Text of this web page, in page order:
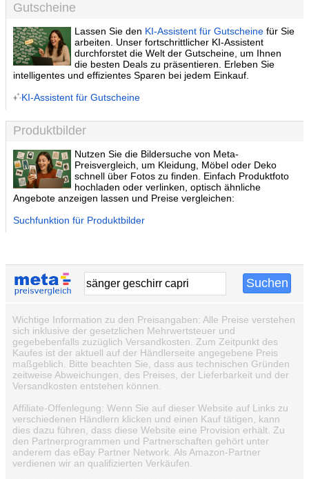
Gutscheine
Lassen Sie den KI-Assistent für Gutscheine für Sie
arbeiten. Unser fortschrittlicher KI-Assistent
durchforstet die Welt der Gutscheine, um Ihnen
die besten Deals zu präsentieren. Erleben Sie
intelligentes und effizientes Sparen bei jedem Einkauf.
KI-Assistent für Gutscheine
Produktbilder
Nutzen Sie die Bildersuche von Meta-
Preisvergleich, um Kleidung, Möbel oder Deko
schnell über Fotos zu finden. Einfach Produktfoto
hochladen oder verlinken, optisch ähnliche
Angebote anzeigen lassen und Preise vergleichen:
Suchfunktion für Produktbilder
Wichtige Information zu den Preisangaben: Alle Preise verstehen
sich inklusive der gesetzlichen Mehrwertsteuer und
gegebebenfalls zuzüglich Versandkosten. Zum Zeitpunkt des
Kaufes ist der aktuell auf der Händlerseite angegebene Preis
maßgeblich. Bitte beachten Sie, dass aus technischen Gründen
zeitweise Abweichungen, des Preises, der Lieferbarkeit und der
Versandkosten entstehen können.
Affiliate-Offenlegung: Wenn Sie auf dieser Website auf Links zu
verschiedenen Händlern klicken und einen Kauf tätigen, kann
dies dazu führen, dass diese Website eine Provision erhält. Zu
den Partnerprogrammen und Partnerschaften gehört unter
anderem das eBay Partner Network. Als Amazon-Partner
verdienen wir an qualifizierten Verkäufen.